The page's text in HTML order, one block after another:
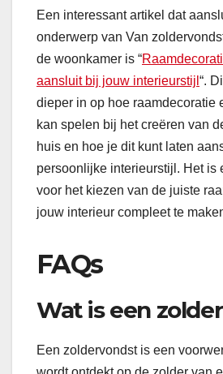
Een interessant artikel dat
onderwerp van Van
de woonkamer is “
aansluit bij jouw interieurstijl “.
dieper in op hoe raamdecoratie
kan spelen bij het creëren van
huis en hoe je dit kunt laten
persoonlijke interieurstijl. Het is
voor het kiezen van de juiste
jouw interieur compleet te
FAQs
Wat is een
Een zoldervondst is een